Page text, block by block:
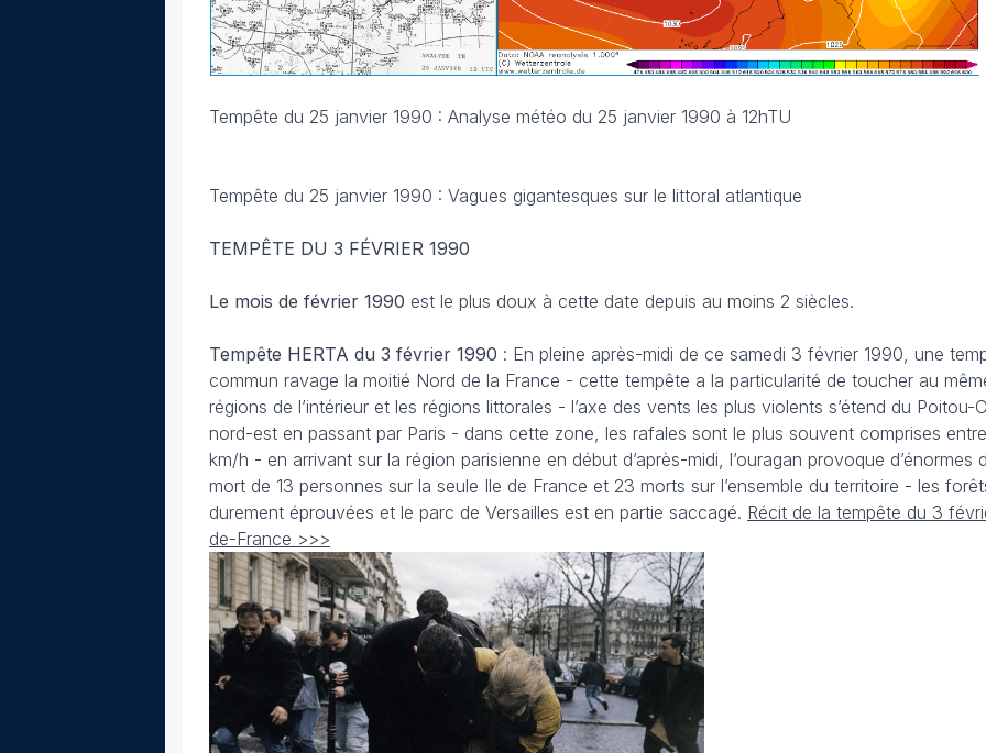
Tempête du 25 janvier 1990 : Analyse météo du 25 janvier 1990 à 12hTU
Tempête du 25 janvier 1990 : Vagues gigantesques sur le littoral atlantique
TEMPÊTE DU 3 FÉVRIER 1990
Le mois de février 1990 est le plus doux à cette date depuis au moins 2 siècles.
Tempête HERTA du 3 février 1990 : En pleine après-midi de ce samedi 3 février 1990, une
commun ravage la moitié Nord de la France - cette tempête a la particularité de toucher au
régions de l’intérieur et les régions littorales - l’axe des vents les plus violents s’étend du Poitou-
nord-est en passant par Paris - dans cette zone, les rafales sont le plus souvent comprises
km/h - en arrivant sur la région parisienne en début d’après-midi, l’ouragan provoque d’énormes
mort de 13 personnes sur la seule Ile de France et 23 morts sur l’ensemble du territoire - les
durement éprouvées et le parc de Versailles est en partie saccagé. Récit de la tempête du 3
de-France >>>